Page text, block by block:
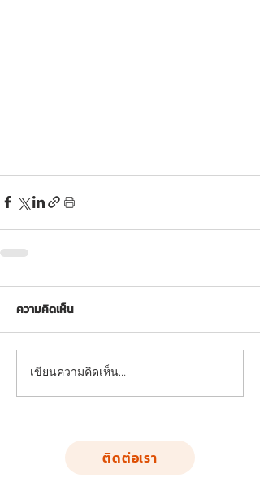
ความคิดเห็น
เขียนความคิดเห็น…
ติดต่อเรา